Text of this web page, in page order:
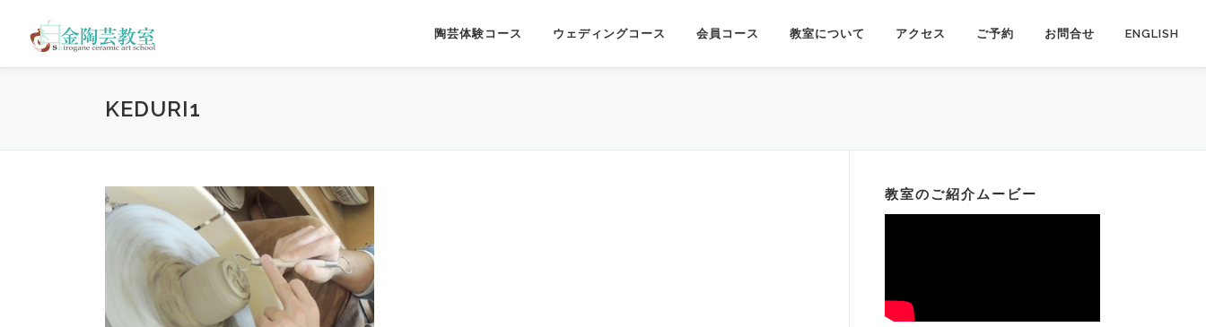
ン
陶芸体験コース ウェディングコース 会員コース 教室について アクセス ご予約 お問合せ ENGLISH
KEDURI1
教室のご紹介ムービー